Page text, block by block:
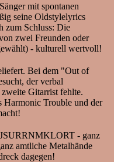
mit spontanen
seine Oldstylelyrics
zum Schluss: Die
zwei Freunden oder
- kulturell wertvoll!
Bei dem "Out of
der verbal
Gitarrist fehlte.
Harmonic Trouble und der
- ganz
amtliche Metalhände
dagegen!